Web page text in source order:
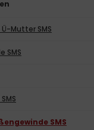
Mutter SMS
SMS
SMS